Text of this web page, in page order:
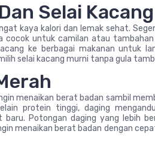
Selai Kacang
kaya kalori dan lemak sehat.
cocok untuk camilan atau
ke berbagai makanan untuk
selai kacang murni tanpa gula
menaikan berat badan sambil
protein tinggi, daging
Potongan daging yang lebih
menaikan berat badan dengan